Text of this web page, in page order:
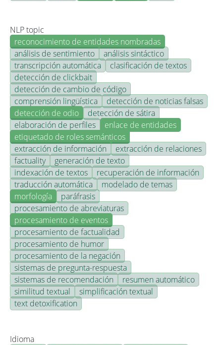
NLP topic
reconocimiento de entidades nombradas
análisis de sentimiento
análisis sintáctico
transcripción automática
clasificación de textos
detección de clickbait
detección de cambio de código
comprensión lingüística
detección de noticias falsas
detección de odio
detección de sátira
elaboración de perfiles
enlace de entidades
etiquetado de roles semánticos
extracción de información
extracción de relaciones
factuality
generación de texto
indexación de textos
recuperación de información
traducción automática
modelado de temas
morfología
paráfrasis
procesamiento de abreviaturas
procesamiento de eventos
procesamiento de factualidad
procesamiento de humor
procesamiento de la negación
sistemas de pregunta-respuesta
sistemas de recomendación
resumen automático
similitud textual
simplificación textual
text detoxification
Idioma